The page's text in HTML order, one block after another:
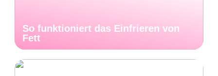
So funktioniert das Einfrieren von
Fett